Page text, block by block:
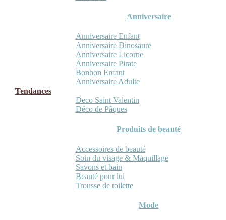
Anniversaire
Anniversaire Enfant
Anniversaire Dinosaure
Anniversaire Licorne
Anniversaire Pirate
Bonbon Enfant
Anniversaire Adulte
Tendances
Deco Saint Valentin
Déco de Pâques
Produits de beauté
Accessoires de beauté
Soin du visage & Maquillage
Savons et bain
Beauté pour lui
Trousse de toilette
Mode